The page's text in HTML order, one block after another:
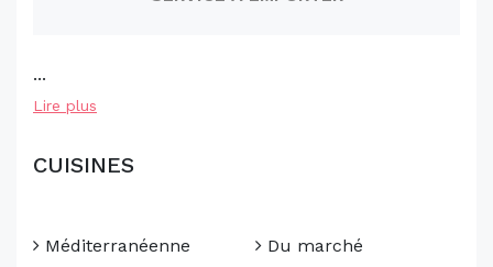
...
Lire plus
CUISINES
Méditerranéenne
Du marché